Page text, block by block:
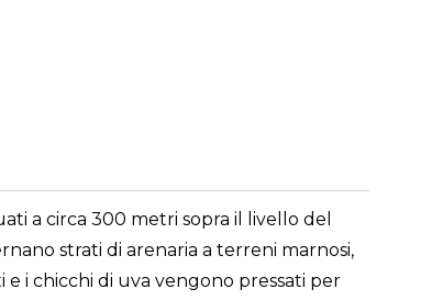
a circa 300 metri sopra il livello del
strati di arenaria a terreni marnosi,
e i chicchi di uva vengono pressati per